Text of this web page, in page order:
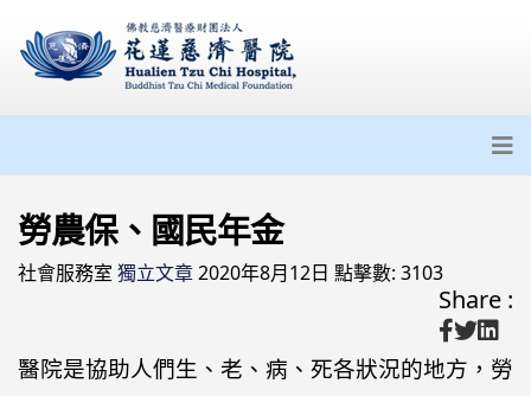
勞農保、國民年金
社會服務室 獨立文章2020年8月12日 點擊數: 3103
Share :
醫院是協助人們生、老、病、死各狀況的地方，勞